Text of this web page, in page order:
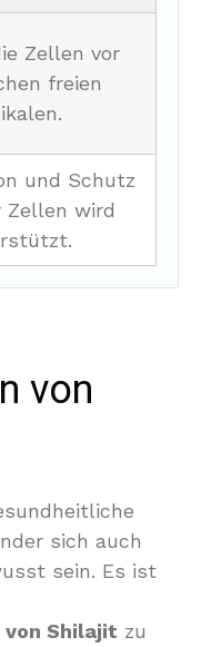
Zellen vor
freien
und Schutz
Zellen wird
von
sich auch
sein. Es ist
von Shilajit zu